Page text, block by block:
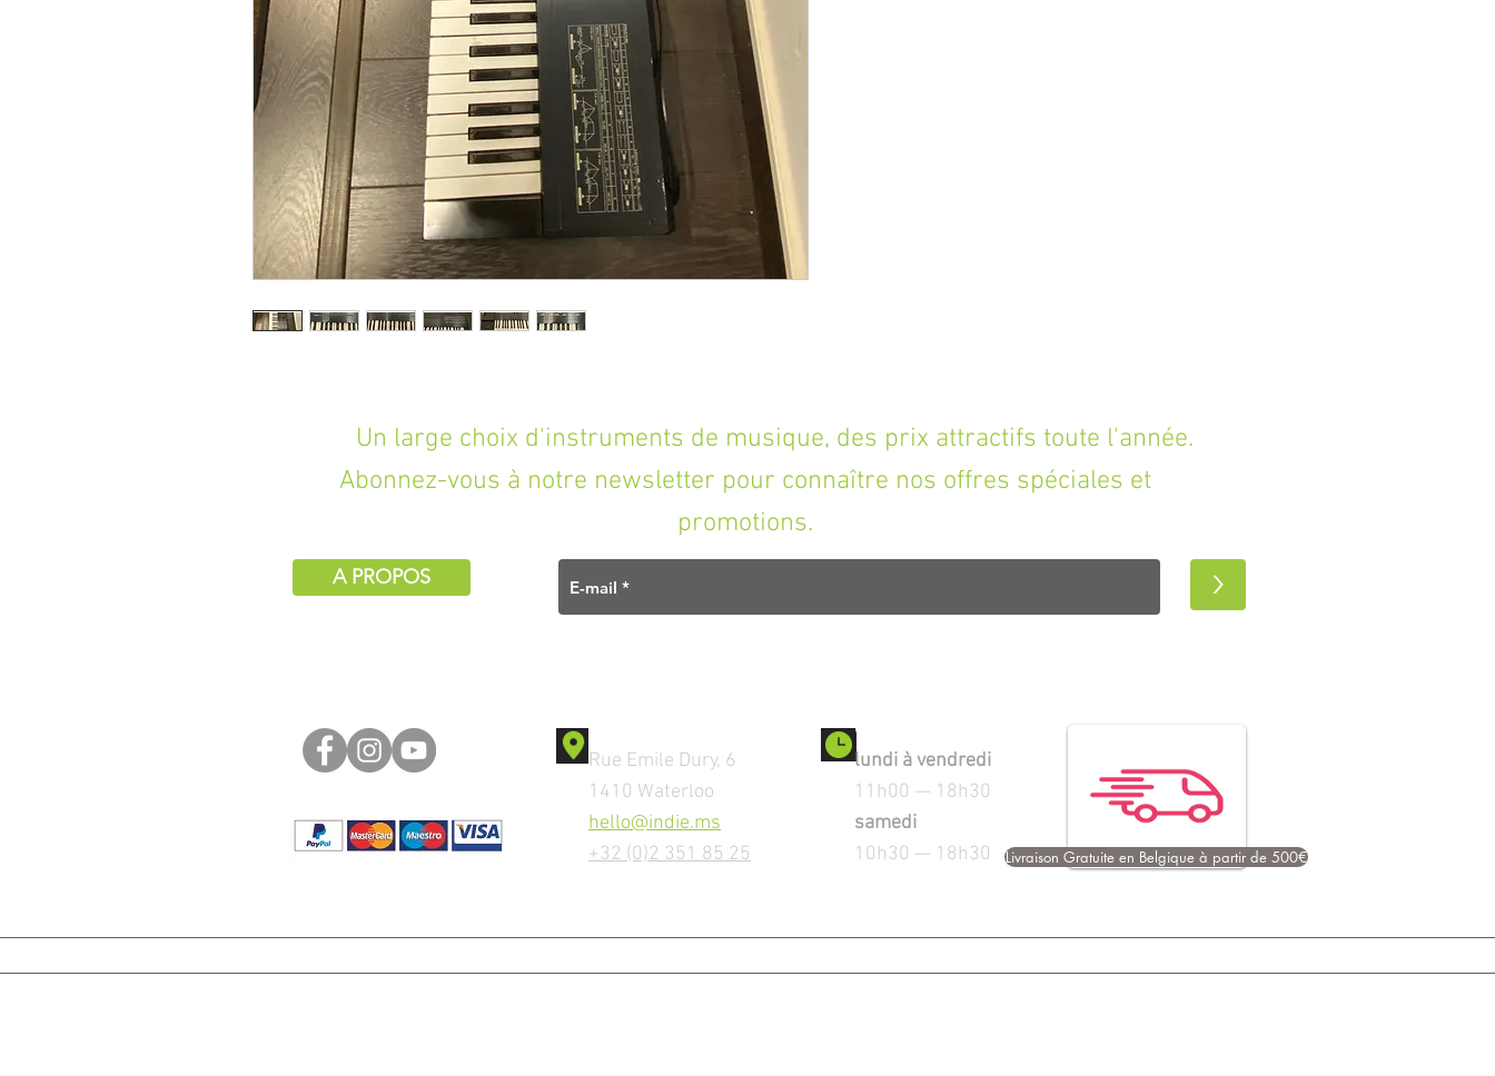
Un large choix d'instruments de musique, des prix attractifs toute l'année.
Abonnez-vous à notre newsletter pour connaître nos offres spéciales et
promotions.
A PROPOS >
Rue Emile Dury, 6
1410 Waterloo
hello@indie.ms
+32 (0)2 351 85 25
Ouverture
lundi à vendredi
11h00 — 18h30
samedi
10h30 — 18h30
Livraison Gratuite en Belgique à partir de 500€